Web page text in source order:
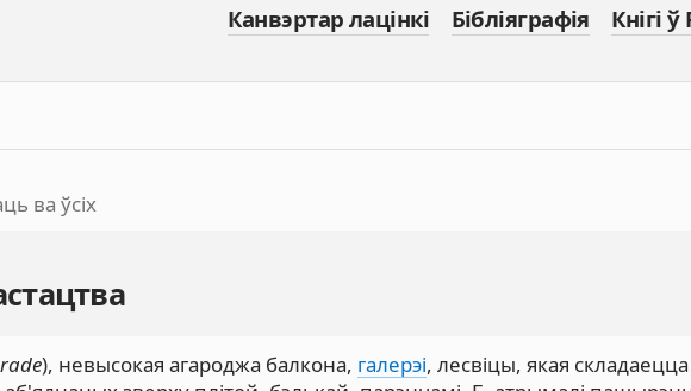
Канвэртар лацінкі Бібліяграфія Кнігі ў
ва ўсіх
), невысокая агароджа балкона, галерэі, лесвіцы, якая